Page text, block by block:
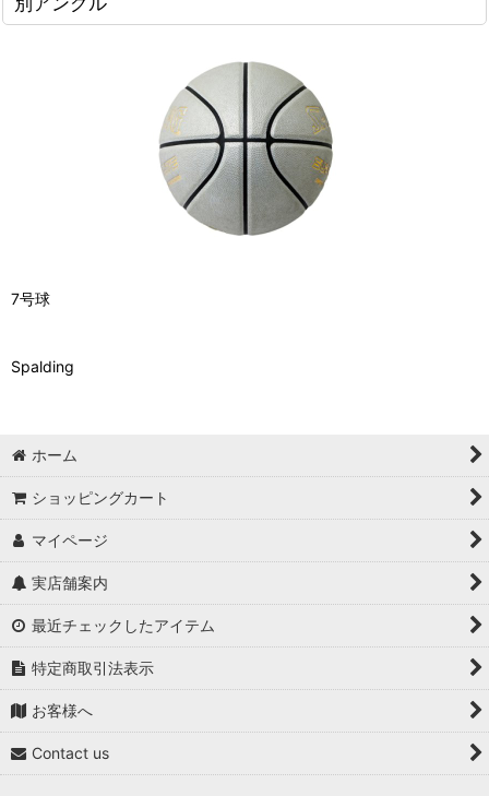
7号球
Spalding
ホーム
ショッピングカート
マイページ
実店舗案内
最近チェックしたアイテム
特定商取引法表示
お客様へ
Contact us